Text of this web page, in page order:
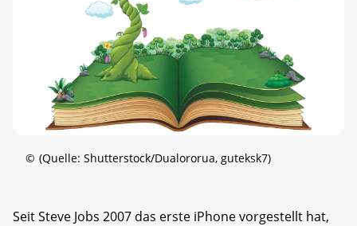
© (Quelle: Shutterstock/Dualororua, guteksk7)
Seit Steve Jobs 2007 das erste iPhone vorgestellt hat,